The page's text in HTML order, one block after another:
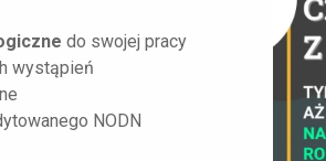
do swojej pracy
wystąpień
NODN